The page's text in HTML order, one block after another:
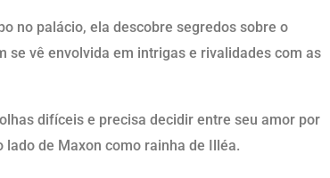
no palácio, ela descobre segredos sobre o
se vê envolvida em intrigas e rivalidades com as
difíceis e precisa decidir entre seu amor por
de Maxon como rainha de Illéa.